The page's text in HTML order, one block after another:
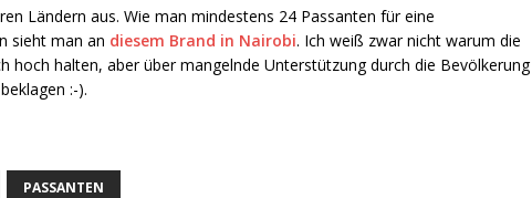
Ländern aus. Wie man mindestens 24 Passanten für eine
sieht man an diesem Brand in Nairobi. Ich weiß zwar nicht warum die
hoch halten, aber über mangelnde Unterstützung durch die Bevölkerung
:-).
PASSANTEN